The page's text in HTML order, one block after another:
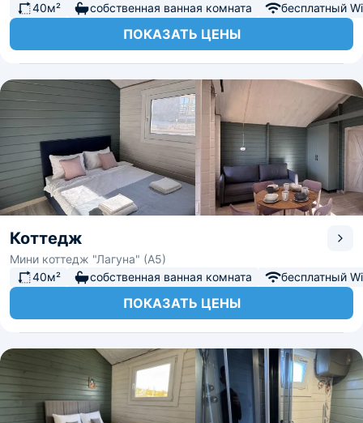
40м²
собственная ванная комната бесплатный
ПОКАЗАТЬ ЦЕНЫ
Коттедж
Мини коттедж "Лагуна" (А5)
40м²
собственная ванная комната бесплатный
ПОКАЗАТЬ ЦЕНЫ